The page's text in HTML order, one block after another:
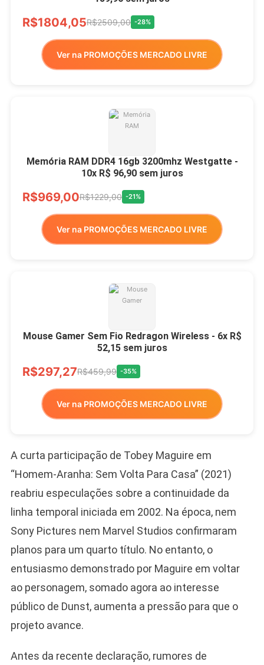
R$1804,05R$2509,00 -28%
Ver na PROMOÇÕES MERCADO LIVRE
Memória RAM DDR4 16gb 3200mhz Westgatte -
10x R$ 96,90 sem juros
R$969,00R$1229,00 -21%
Ver na PROMOÇÕES MERCADO LIVRE
Mouse Gamer Sem Fio Redragon Wireless - 6x R$
52,15 sem juros
R$297,27R$459,99 -35%
Ver na PROMOÇÕES MERCADO LIVRE
A curta participação de Tobey Maguire em
“Homem-Aranha: Sem Volta Para Casa” (2021)
reabriu especulações sobre a continuidade da
linha temporal iniciada em 2002. Na época, nem
Sony Pictures nem Marvel Studios confirmaram
planos para um quarto título. No entanto, o
entusiasmo demonstrado por Maguire em voltar
ao personagem, somado agora ao interesse
público de Dunst, aumenta a pressão para que o
projeto avance.
Antes da recente declaração, rumores de